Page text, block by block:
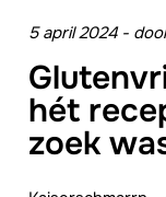
5 april 2024 -
hét
zoek